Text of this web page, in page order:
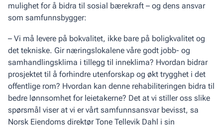
mulighet for å bidra til sosial bærekraft – og dens ansvar
som samfunnsbygger:
– Vi må levere på bokvalitet, ikke bare på boligkvalitet og
det tekniske. Gir næringslokalene våre godt jobb- og
samhandlingsklima i tillegg til inneklima? Hvordan bidrar
prosjektet til å forhindre utenforskap og økt trygghet i det
offentlige rom? Hvordan kan denne rehabiliteringen bidra til
bedre lønnsomhet for leietakerne? Det at vi stiller oss slike
spørsmål viser at vi er vårt samfunns­ansvar bevisst, sa
Norsk Eiendoms direktør Tone Tellevik Dahl i sin